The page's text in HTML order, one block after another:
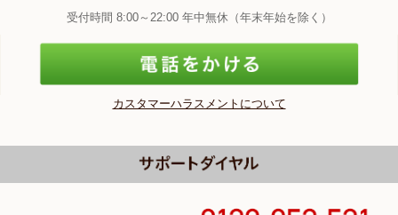
受付時間 8:00～22:00 年中無休（年末年始を除く）
カスタマーハラスメントについて